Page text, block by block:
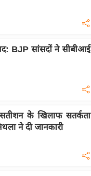
BJP सांसदों ने सीबीआई
के खिलाफ सतर्कता
ने दी जानकारी